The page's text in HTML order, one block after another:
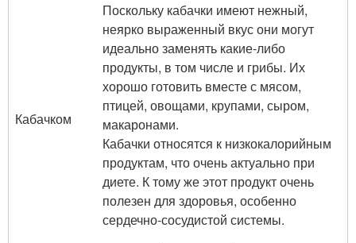
Кабачком
Поскольку кабачки имеют нежный,
неярко выраженный вкус они могут
идеально заменять какие-либо
продукты, в том числе и грибы. Их
хорошо готовить вместе с мясом,
птицей, овощами, крупами, сыром,
макаронами.
Кабачки относятся к низкокалорийным
продуктам, что очень актуально при
диете. К тому же этот продукт очень
полезен для здоровья, особенно
сердечно-сосудистой системы.